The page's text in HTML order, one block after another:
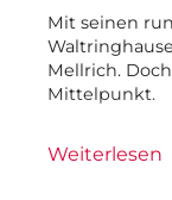
Mit seinen
Mellrich.
Mittelpunkt.
Weiterlesen